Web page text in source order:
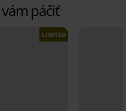
páčiť
LIMITED